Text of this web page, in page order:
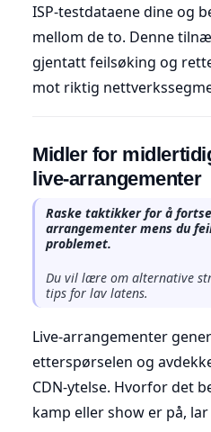
ISP-testdataene dine og
mellom de to. Denne
gjentatt feilsøking og
mot riktig
Midler for
live-arrangementer
Raske taktikker for å
arrangementer mens du
problemet.
Du vil lære om alternative
tips for lav latens.
Live-arrangementer
etterspørselen og
CDN-ytelse. Hvorfor det
kamp eller show er på,